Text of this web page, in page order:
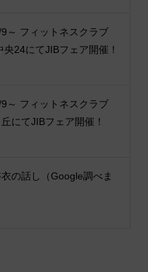
～ フィットネスクラブ
24にてJIBフェア開催！
～ フィットネスクラブ
にてJIBフェア開催！
の話し（Google調べま